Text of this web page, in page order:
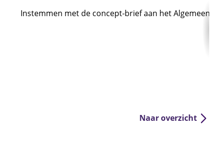
Instemmen met de concept-brief aan het Algemeen
Naar overzicht